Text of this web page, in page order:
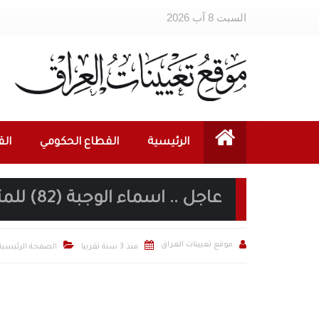
السبت 8 آب 2026
الرئيسية القطاع الحكومي
عاجل .. اسماء الوجبة (82) للمتقدمين على (نقل النفوس)
 موقع تعيينات العراق  منذ 3 سنة تقريبا  الصفحة